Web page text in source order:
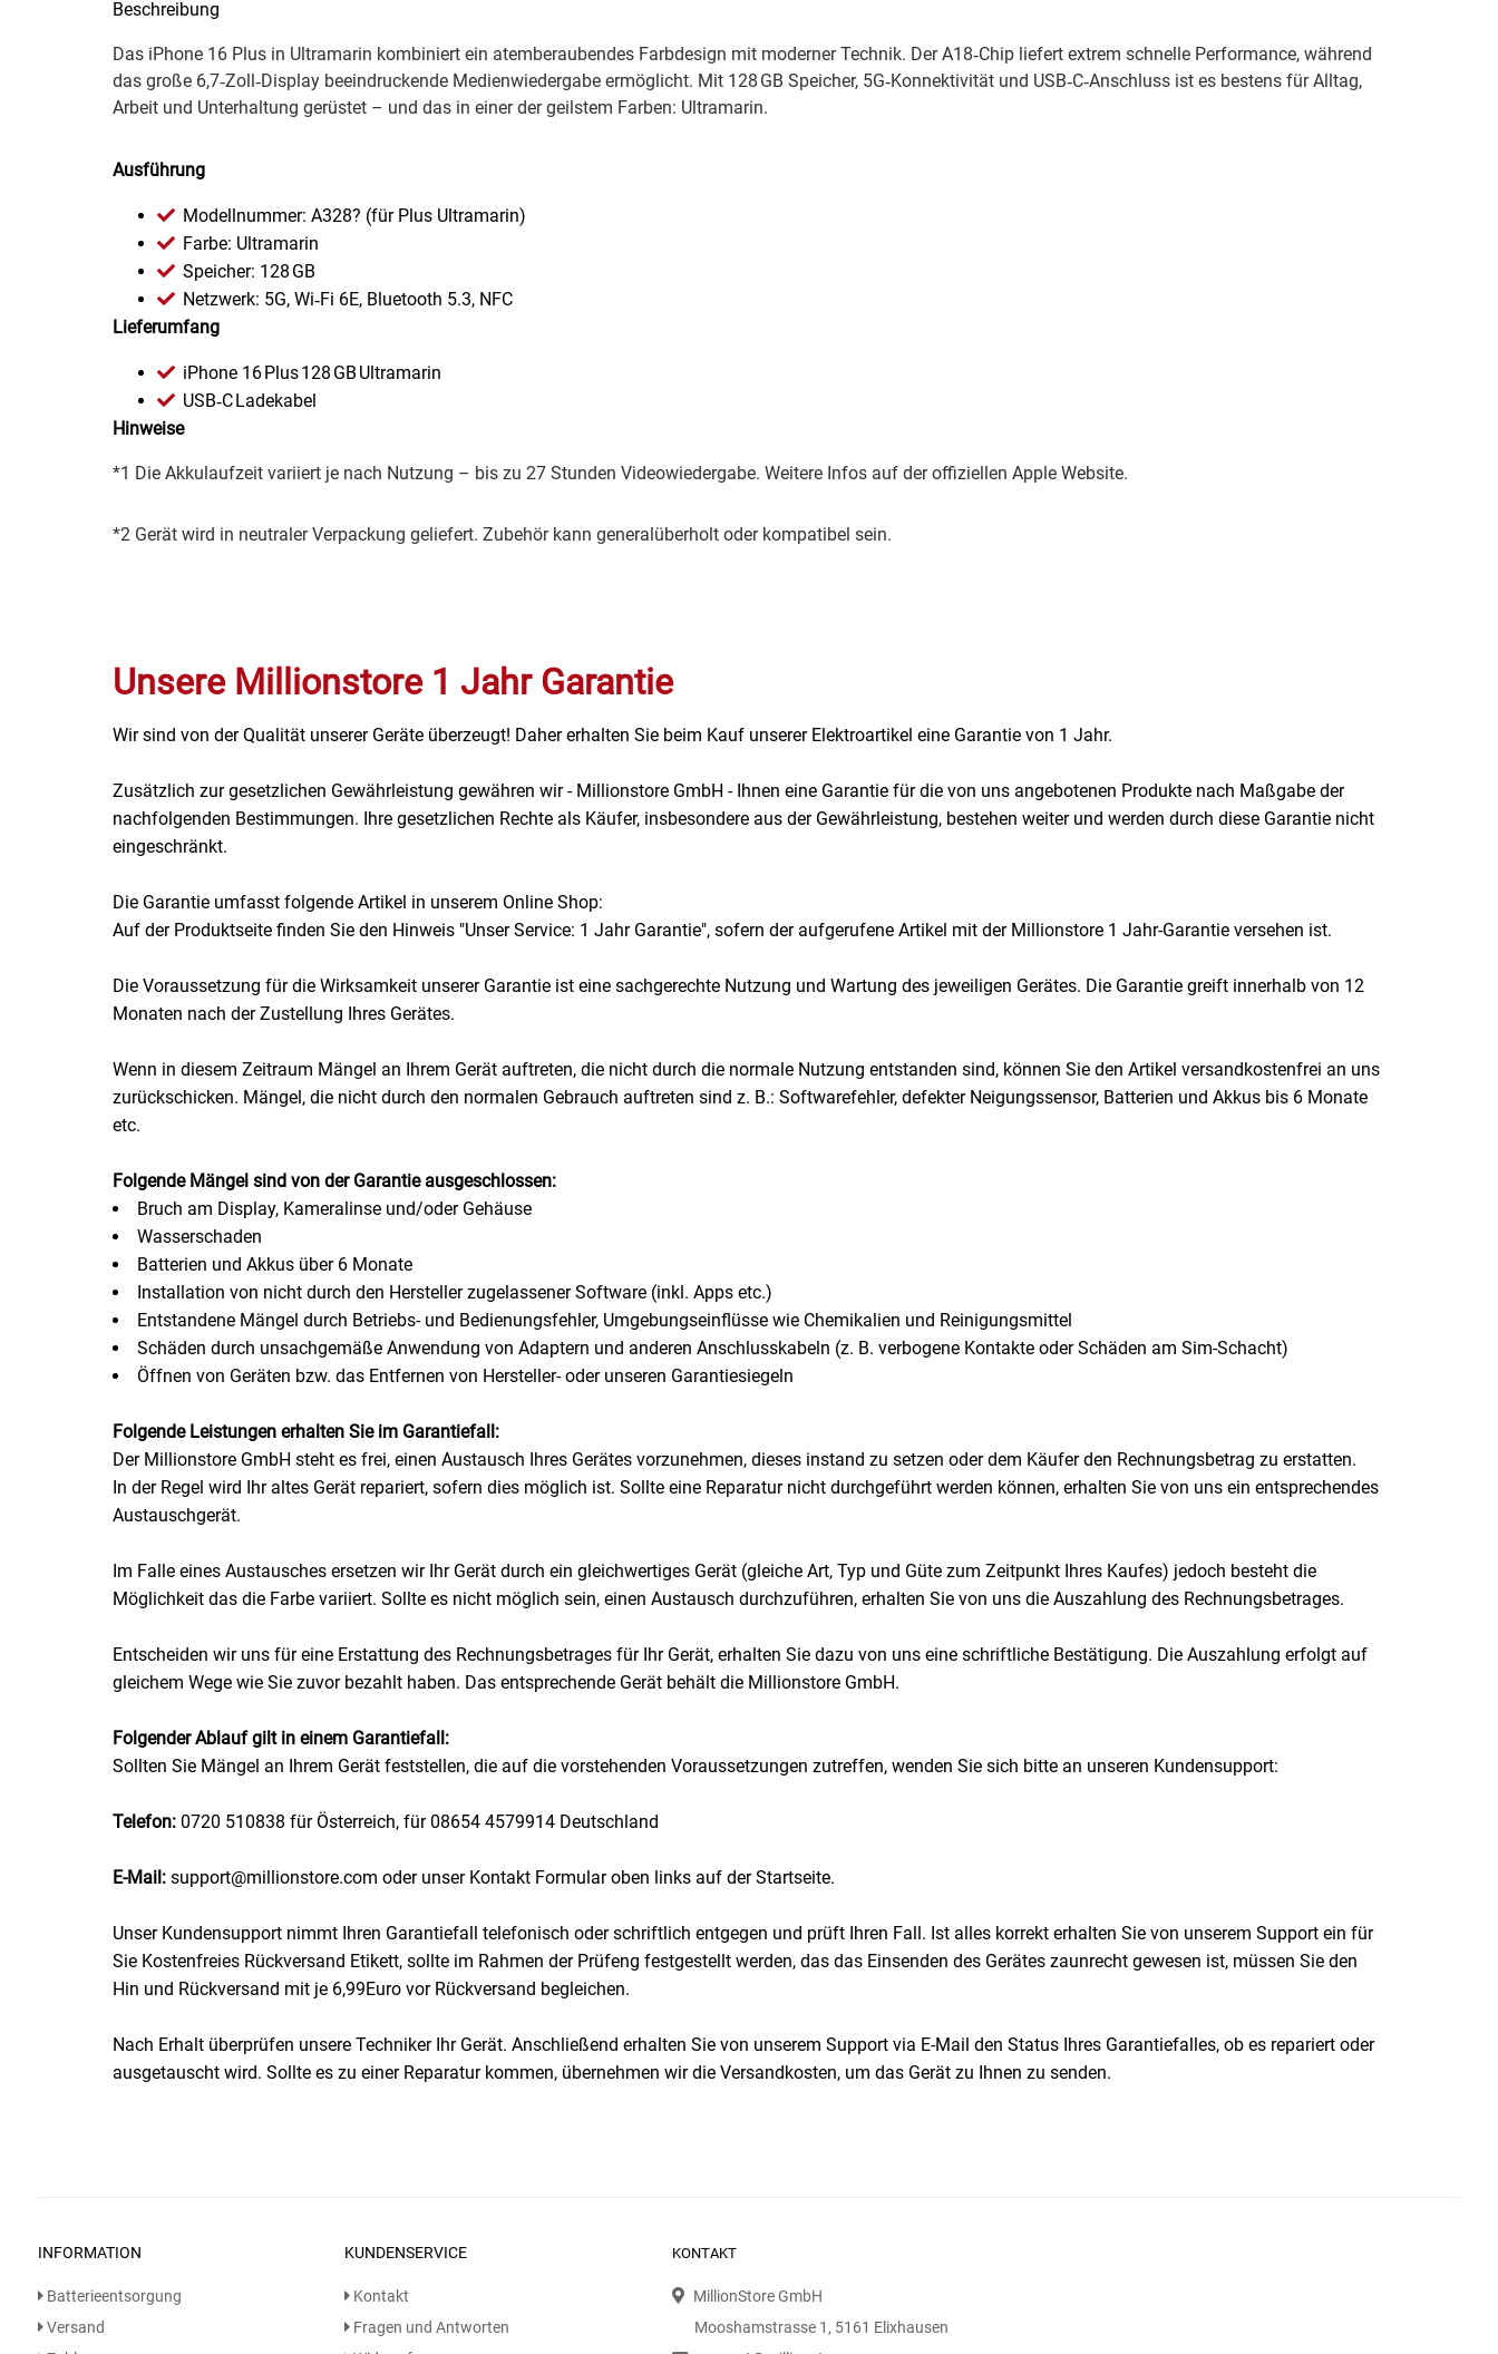
Haarkosmetik
Isotonische / Energy / Eiskaffee
Kaffee / Tee Zubehör
Kartoffelprod./Beilagen/Fruchtsalat gek.
Kau-/ Fruchtgummi/ Kindersüßware
Körperpflege
Marinierte / geräucherte Fische
Mehl / Griess / Stärke / Getreide
Obstkonserven
Papier / Hygiene
Pikante Snacks
POS Material Trinkwerk
Reinigungshilfsmittel
Reis / Hülsenfrüchte
Schokolade
Sekt / Champagner / Frizzante
Speck / Rohschinken
Spezialreiniger
Beschreibung
Das iPhone 16 Plus in Ultramarin kombiniert ein atemberaubendes Farbdesign mit moderner Technik. Der A18‑Chip liefert extrem schnelle Performance, während
das große 6,7‑Zoll‑Display beeindruckende Medienwiedergabe ermöglicht. Mit 128 GB Speicher, 5G‑Konnektivität und USB‑C‑Anschluss ist es bestens für Alltag,
Arbeit und Unterhaltung gerüstet – und das in einer der geilstem Farben: Ultramarin.
Ausführung
Modellnummer: A328? (für Plus Ultramarin)
Farbe: Ultramarin
Speicher: 128 GB
Netzwerk: 5G, Wi‑Fi 6E, Bluetooth 5.3, NFC
Lieferumfang
iPhone 16 Plus 128 GB Ultramarin
USB‑C Ladekabel
Hinweise
*1 Die Akkulaufzeit variiert je nach Nutzung – bis zu 27 Stunden Videowiedergabe. Weitere Infos auf der offiziellen Apple Website.
*2 Gerät wird in neutraler Verpackung geliefert. Zubehör kann generalüberholt oder kompatibel sein.
Unsere Millionstore 1 Jahr Garantie
Wir sind von der Qualität unserer Geräte überzeugt! Daher erhalten Sie beim Kauf unserer Elektroartikel eine Garantie von 1 Jahr.
Zusätzlich zur gesetzlichen Gewährleistung gewähren wir - Millionstore GmbH - Ihnen eine Garantie für die von uns angebotenen Produkte nach Maßgabe der
nachfolgenden Bestimmungen. Ihre gesetzlichen Rechte als Käufer, insbesondere aus der Gewährleistung, bestehen weiter und werden durch diese Garantie nicht
eingeschränkt.
Die Garantie umfasst folgende Artikel in unserem Online Shop:
Auf der Produktseite finden Sie den Hinweis "Unser Service: 1 Jahr Garantie", sofern der aufgerufene Artikel mit der Millionstore 1 Jahr-Garantie versehen ist.
Die Voraussetzung für die Wirksamkeit unserer Garantie ist eine sachgerechte Nutzung und Wartung des jeweiligen Gerätes. Die Garantie greift innerhalb von 12
Monaten nach der Zustellung Ihres Gerätes.
Wenn in diesem Zeitraum Mängel an Ihrem Gerät auftreten, die nicht durch die normale Nutzung entstanden sind, können Sie den Artikel versandkostenfrei an uns
zurückschicken. Mängel, die nicht durch den normalen Gebrauch auftreten sind z. B.: Softwarefehler, defekter Neigungssensor, Batterien und Akkus bis 6 Monate
etc.
Folgende Mängel sind von der Garantie ausgeschlossen:
Bruch am Display, Kameralinse und/oder Gehäuse
Wasserschaden
Batterien und Akkus über 6 Monate
Installation von nicht durch den Hersteller zugelassener Software (inkl. Apps etc.)
Entstandene Mängel durch Betriebs- und Bedienungsfehler, Umgebungseinflüsse wie Chemikalien und Reinigungsmittel
Schäden durch unsachgemäße Anwendung von Adaptern und anderen Anschlusskabeln (z. B. verbogene Kontakte oder Schäden am Sim-Schacht)
Öffnen von Geräten bzw. das Entfernen von Hersteller- oder unseren Garantiesiegeln
Folgende Leistungen erhalten Sie im Garantiefall:
Der Millionstore GmbH steht es frei, einen Austausch Ihres Gerätes vorzunehmen, dieses instand zu setzen oder dem Käufer den Rechnungsbetrag zu erstatten.
In der Regel wird Ihr altes Gerät repariert, sofern dies möglich ist. Sollte eine Reparatur nicht durchgeführt werden können, erhalten Sie von uns ein entsprechendes
Austauschgerät.
Im Falle eines Austausches ersetzen wir Ihr Gerät durch ein gleichwertiges Gerät (gleiche Art, Typ und Güte zum Zeitpunkt Ihres Kaufes) jedoch besteht die
Möglichkeit das die Farbe variiert. Sollte es nicht möglich sein, einen Austausch durchzuführen, erhalten Sie von uns die Auszahlung des Rechnungsbetrages.
Entscheiden wir uns für eine Erstattung des Rechnungsbetrages für Ihr Gerät, erhalten Sie dazu von uns eine schriftliche Bestätigung. Die Auszahlung erfolgt auf
gleichem Wege wie Sie zuvor bezahlt haben. Das entsprechende Gerät behält die Millionstore GmbH.
Folgender Ablauf gilt in einem Garantiefall:
Sollten Sie Mängel an Ihrem Gerät feststellen, die auf die vorstehenden Voraussetzungen zutreffen, wenden Sie sich bitte an unseren Kundensupport:
Telefon:0720 510838 für Österreich, für 08654 4579914 Deutschland
E-Mail:support@millionstore.com oder unser Kontakt Formular oben links auf der Startseite.
Unser Kundensupport nimmt Ihren Garantiefall telefonisch oder schriftlich entgegen und prüft Ihren Fall. Ist alles korrekt erhalten Sie von unserem Support ein für
Sie Kostenfreies Rückversand Etikett, sollte im Rahmen der Prüfeng festgestellt werden, das das Einsenden des Gerätes zaunrecht gewesen ist, müssen Sie den
Hin und Rückversand mit je 6,99Euro vor Rückversand begleichen.
Nach Erhalt überprüfen unsere Techniker Ihr Gerät. Anschließend erhalten Sie von unserem Support via E-Mail den Status Ihres Garantiefalles, ob es repariert oder
ausgetauscht wird. Sollte es zu einer Reparatur kommen, übernehmen wir die Versandkosten, um das Gerät zu Ihnen zu senden.
INFORMATION
Batterieentsorgung
Versand
KUNDENSERVICE
Kontakt
Fragen und Antworten
KONTAKT
MillionStore GmbH
Mooshamstrasse 1, 5161 Elixhausen